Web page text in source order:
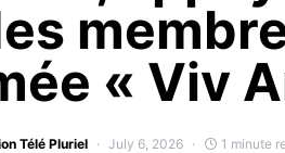
« Viv
Télé Pluriel July 6, 2026 1 minute